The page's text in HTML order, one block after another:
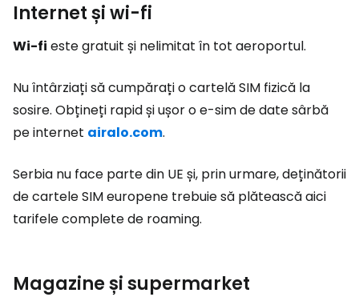
Internet și wi-fi
Wi-fi este gratuit și nelimitat în tot aeroportul.
Nu întârziați să cumpărați o cartelă SIM fizică la
sosire. Obțineți rapid și ușor o e-sim de date sârbă
pe internet airalo.com.
Serbia nu face parte din UE și, prin urmare, deținătorii
de cartele SIM europene trebuie să plătească aici
tarifele complete de roaming.
Magazine și supermarket